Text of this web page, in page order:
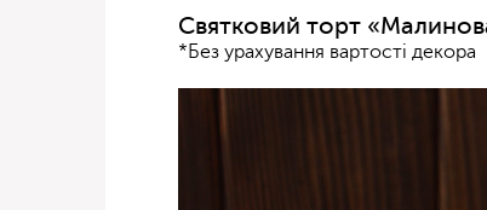
Святковий торт
*Без урахування вартості декора